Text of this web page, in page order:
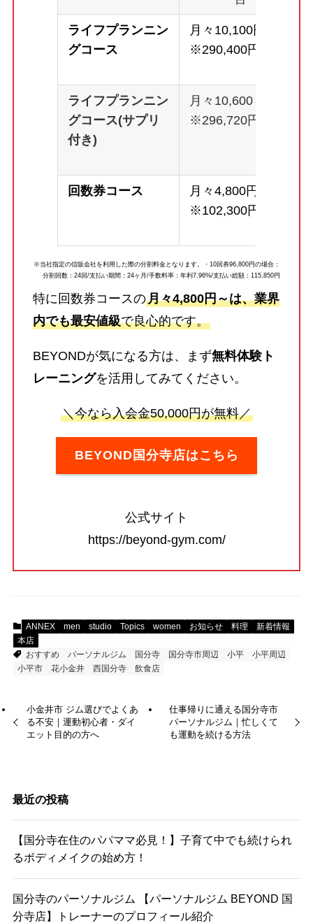
ライフプランニン
グコース
月々10,100円～
※290,400円
ライフプランニン
グコース(サプリ
付き)
月々10,600～
※296,720円
回数券コース
月々4,800円～
※102,300円
※当社指定の信販会社を利用した際の分割料金となります。・10回券96,800円の場合：
分割回数：24回/支払い期間：24ヶ月/手数料率：年利7.96%/支払い総額：115,850円
特に回数券コースの月々4,800円～は、業界
内でも最安値級で良心的です。
BEYONDが気になる方は、まず無料体験ト
レーニングを活用してみてください。
＼今なら入会金50,000円が無料／
BEYOND国分寺店はこちら
公式サイト
https://beyond-gym.com/
ANNEX men studio Topics women お知らせ 料理
新着情報
本店
おすすめ
パーソナルジム 国分寺 国分寺市周辺 小平
小平周辺
小平市
花小金井 西国分寺 飲食店
小金井市 ジム選びでよくあ
る不安｜運動初心者・ダイ
エット目的の方へ
仕事帰りに通える国分寺市
パーソナルジム｜忙しくて
も運動を続ける方法
最近の投稿
【国分寺在住のパパママ必見！】子育て中でも続けられ
るボディメイクの始め方！
国分寺のパーソナルジム 【パーソナルジム BEYOND 国
分寺店】トレーナーのプロフィール紹介